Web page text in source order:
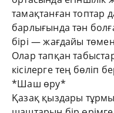
тамақтанған топтар
барлығында тән
бірі — жағдайы
Олар тапқан
кісілерге тең бөліп
*Шаш өру*
Қазақ қыздары